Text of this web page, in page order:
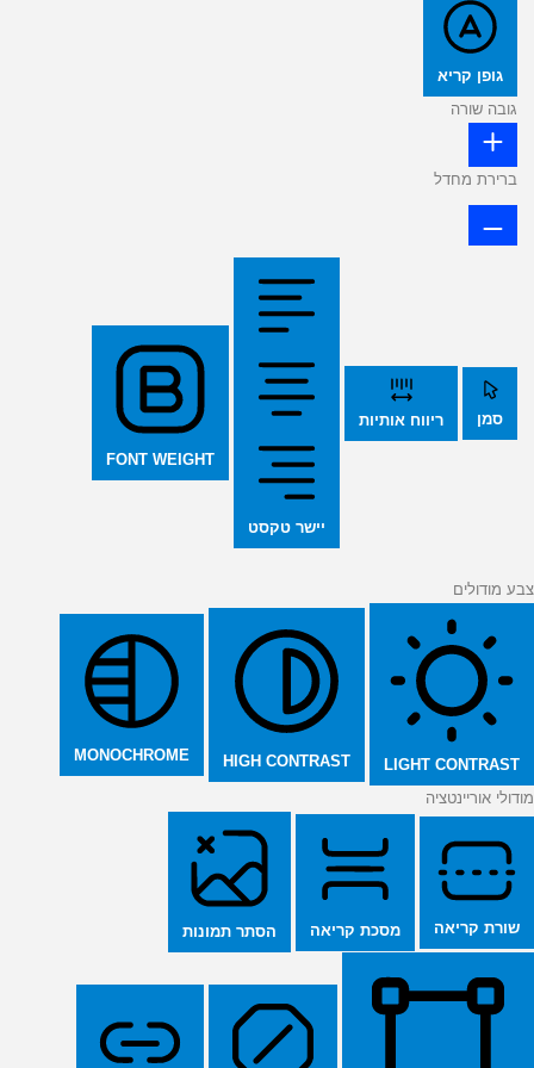
גופן קריא
גובה שורה
ברירת מחדל
סמן ריווח אותיות
יישר טקסט
FONT WEIGHT
צבע מודולים
LIGHT CONTRAST
HIGH CONTRAST
MONOCHROME
מודולי אוריינטציה
שורת קריאה מסכת קריאה הסתר תמונות